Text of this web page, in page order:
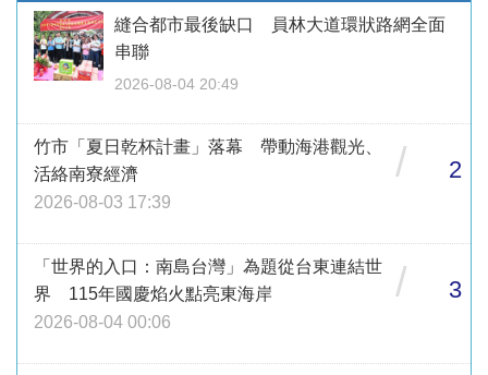
縫合都市最後缺口 員林大道環狀路網全面
串聯
2026-08-04 20:49
竹市「夏日乾杯計畫」落幕 帶動海港觀光、
活絡南寮經濟
2026-08-03 17:39
/ 2
「世界的入口：南島台灣」為題從台東連結世
界 115年國慶焰火點亮東海岸
2026-08-04 00:06
/ 3